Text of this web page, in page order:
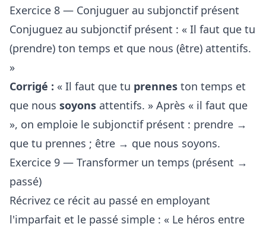
Exercice 8 — Conjuguer au subjonctif présent
Conjuguez au subjonctif présent : « Il faut que tu
(prendre) ton temps et que nous (être) attentifs.
»
Corrigé : « Il faut que tu prennes ton temps et
que nous soyons attentifs. » Après « il faut que
», on emploie le subjonctif présent : prendre →
que tu prennes ; être → que nous soyons.
Exercice 9 — Transformer un temps (présent →
passé)
Récrivez ce récit au passé en employant
l'imparfait et le passé simple : « Le héros entre